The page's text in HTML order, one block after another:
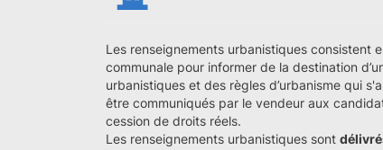
Les renseignements urbanistiques consistent
communale pour informer de la destination
urbanistiques et des règles d’urbanisme qui
être communiqués par le vendeur aux
cession de droits réels.
Les renseignements urbanistiques sont